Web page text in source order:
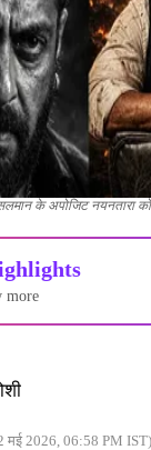
के अपोजिट नयनतारा
more
मई 2026, 06:58 PM IST)